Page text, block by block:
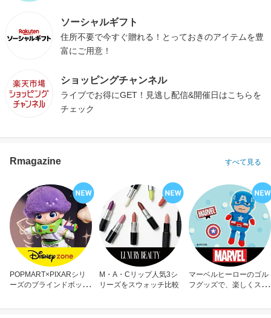
ソーシャルギフト
住所不要で今すぐ贈れる！とっておきのアイテムを豊
富にご用意！
ショッピングチャンネル
ライブでお得にGET！見逃し配信&開催日はこちらを
チェック
Rmagazine すべて見る
POPMART×PIXARシリ
ーズのブラインドボック
M・A・Cリップ人気3シ
リーズをスウォッチ比較
マーベルヒーローのゴル
フグッズで、楽しくスコ